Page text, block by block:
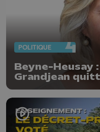
POLITIQUE
Beyne-Heusay
Grandjean
Engagés